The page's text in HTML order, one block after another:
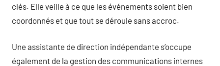
clés. Elle veille à ce que les événements soient bien
coordonnés et que tout se déroule sans accroc.
Une assistante de direction indépendante s’occupe
également de la gestion des communications internes